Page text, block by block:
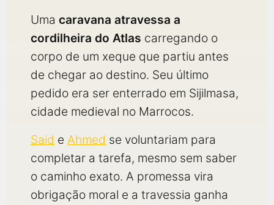
Uma caravana atravessa a
cordilheira do Atlas carregando o
corpo de um xeque que partiu antes
de chegar ao destino. Seu último
pedido era ser enterrado em Sijilmasa,
cidade medieval no Marrocos.
Said e Ahmed se voluntariam para
completar a tarefa, mesmo sem saber
o caminho exato. A promessa vira
obrigação moral e a travessia ganha